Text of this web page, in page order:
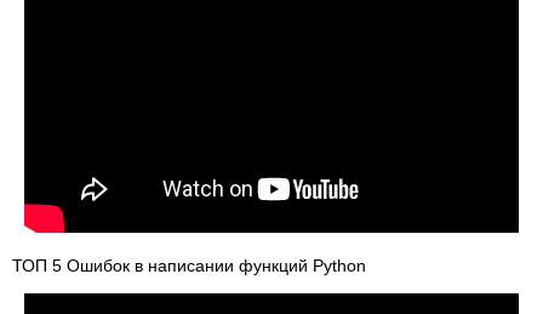
ТОП 5 Ошибок в написании функций Python